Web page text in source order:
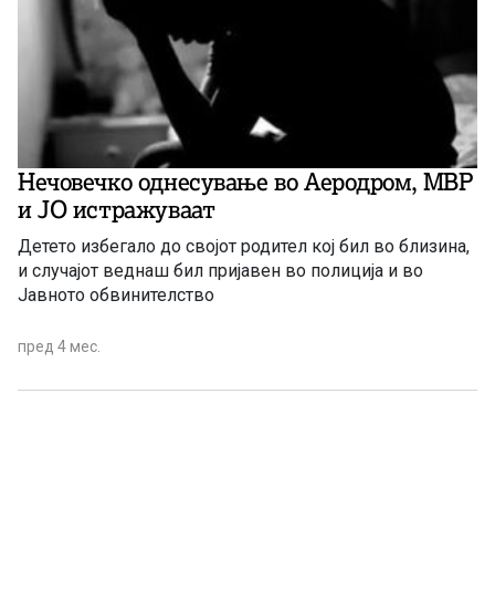
Нечовечко однесување во Аеродром, МВР
и ЈО истражуваат
Детето избегало до својот родител кој бил во близина,
и случајот веднаш бил пријавен во полиција и во
Јавното обвинителство
пред 4 мес.